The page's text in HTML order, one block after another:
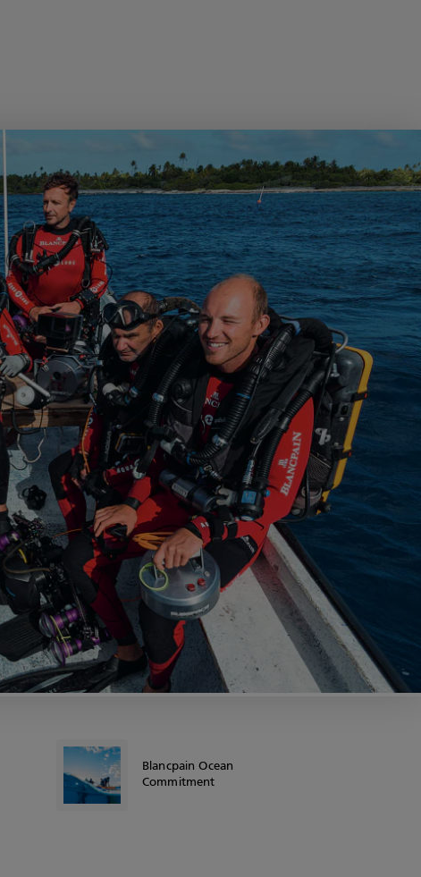
Blancpain Ocean
Commitment